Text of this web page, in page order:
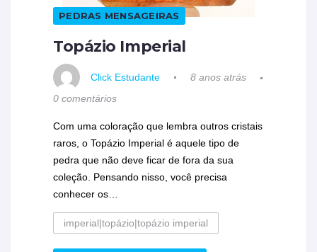
PEDRAS MENSAGEIRAS
Topázio Imperial
Click Estudante
8 anos atrás
0 comentários
Com uma coloração que lembra outros cristais
raros, o Topázio Imperial é aquele tipo de
pedra que não deve ficar de fora da sua
coleção. Pensando nisso, você precisa
conhecer os…
imperial|topázio|topázio imperial